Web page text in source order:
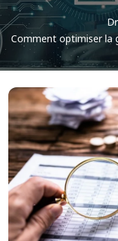
Comment optimiser la